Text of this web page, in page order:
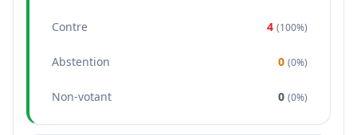
Contre 4 (100%)
Abstention 0 (0%)
Non-votant 0 (0%)